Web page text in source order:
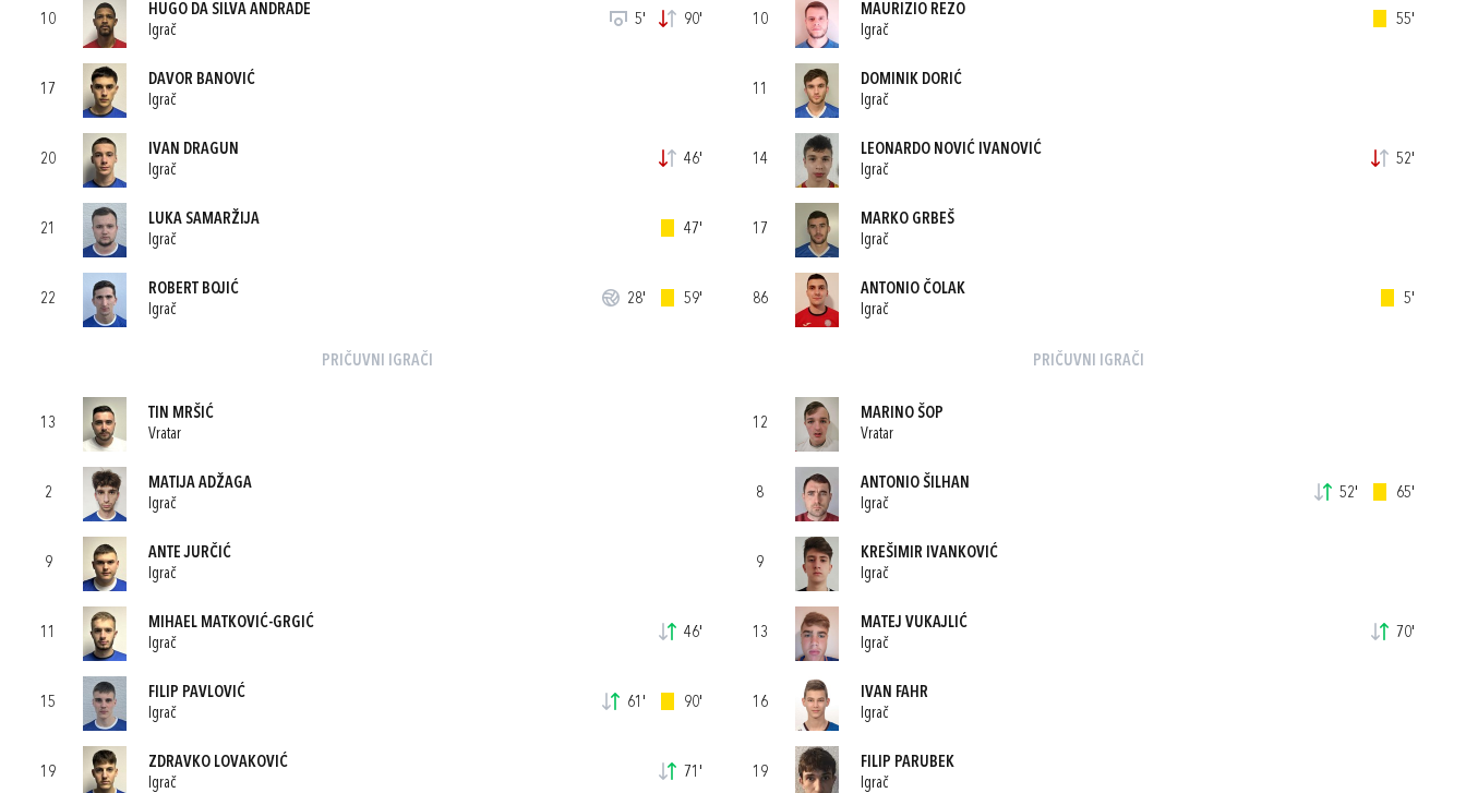
10
HUGO DA SILVA ANDRADE
Igrač
5' 90'
17
DAVOR BANOVIĆ
Igrač
20
IVAN DRAGUN
Igrač
46'
21
LUKA SAMARŽIJA
Igrač
47'
22
ROBERT BOJIĆ
Igrač
28' 59'
PRIČUVNI IGRAČI
13
TIN MRŠIĆ
Vratar
2
MATIJA ADŽAGA
Igrač
9
ANTE JURČIĆ
Igrač
11
MIHAEL MATKOVIĆ-GRGIĆ
Igrač
46'
15
FILIP PAVLOVIĆ
Igrač
61' 90'
19
ZDRAVKO LOVAKOVIĆ
Igrač
71'
10
MAURIZIO REZO
Igrač
55'
11
DOMINIK DORIĆ
Igrač
14
LEONARDO NOVIĆ IVANOVIĆ
Igrač
52'
17
MARKO GRBEŠ
Igrač
86
ANTONIO ČOLAK
Igrač
5'
PRIČUVNI IGRAČI
12
MARINO ŠOP
Vratar
8
ANTONIO ŠILHAN
Igrač
52' 65'
9
KREŠIMIR IVANKOVIĆ
Igrač
13
MATEJ VUKAJLIĆ
Igrač
70'
16
IVAN FAHR
Igrač
19
FILIP PARUBEK
Igrač